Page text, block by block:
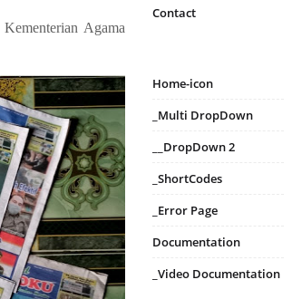
Agama
Contact
Home-icon
_Multi DropDown
__DropDown 2
_ShortCodes
_Error Page
Documentation
_Video Documentation